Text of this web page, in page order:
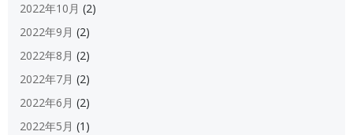
2022年10月 (2)
2022年9月 (2)
2022年8月 (2)
2022年7月 (2)
2022年6月 (2)
2022年5月 (1)